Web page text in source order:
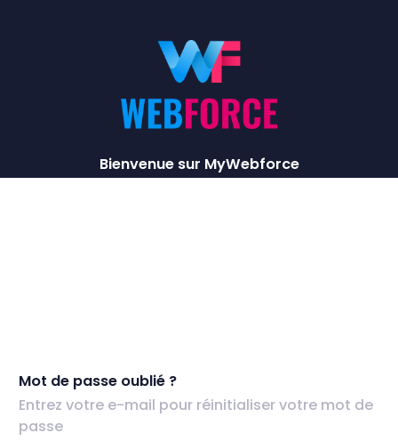
Bienvenue sur MyWebforce
Mot de passe oublié ?
Entrez votre e-mail pour réinitialiser votre mot de
passe